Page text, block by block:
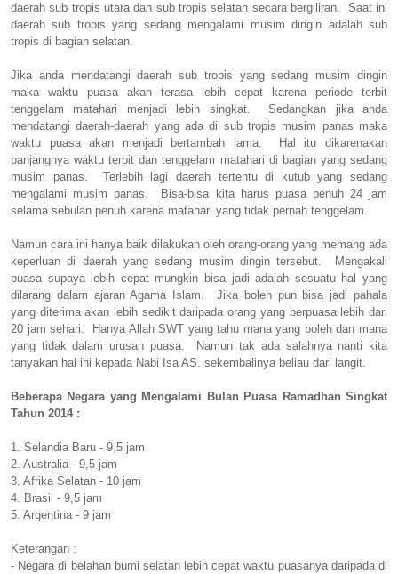
daerah sub tropis utara dan sub tropis selatan secara bergiliran. Saat ini
daerah sub tropis yang sedang mengalami musim dingin adalah sub
tropis di bagian selatan.
Jika anda mendatangi daerah sub tropis yang sedang musim dingin
maka waktu puasa akan terasa lebih cepat karena periode terbit
tenggelam matahari menjadi lebih singkat. Sedangkan jika anda
mendatangi daerah-daerah yang ada di sub tropis musim panas maka
waktu puasa akan menjadi bertambah lama. Hal itu dikarenakan
panjangnya waktu terbit dan tenggelam matahari di bagian yang sedang
musim panas. Terlebih lagi daerah tertentu di kutub yang sedang
mengalami musim panas. Bisa-bisa kita harus puasa penuh 24 jam
selama sebulan penuh karena matahari yang tidak pernah tenggelam.
Namun cara ini hanya baik dilakukan oleh orang-orang yang memang ada
keperluan di daerah yang sedang musim dingin tersebut. Mengakali
puasa supaya lebih cepat mungkin bisa jadi adalah sesuatu hal yang
dilarang dalam ajaran Agama Islam. Jika boleh pun bisa jadi pahala
yang diterima akan lebih sedikit daripada orang yang berpuasa lebih dari
20 jam sehari. Hanya Allah SWT yang tahu mana yang boleh dan mana
yang tidak dalam urusan puasa. Namun tak ada salahnya nanti kita
tanyakan hal ini kepada Nabi Isa AS. sekembalinya beliau dari langit.
Beberapa Negara yang Mengalami Bulan Puasa Ramadhan Singkat
Tahun 2014 :
1. Selandia Baru - 9,5 jam
2. Australia - 9,5 jam
3. Afrika Selatan - 10 jam
4. Brasil - 9,5 jam
5. Argentina - 9 jam
Keterangan :
- Negara di belahan bumi selatan lebih cepat waktu puasanya daripada di